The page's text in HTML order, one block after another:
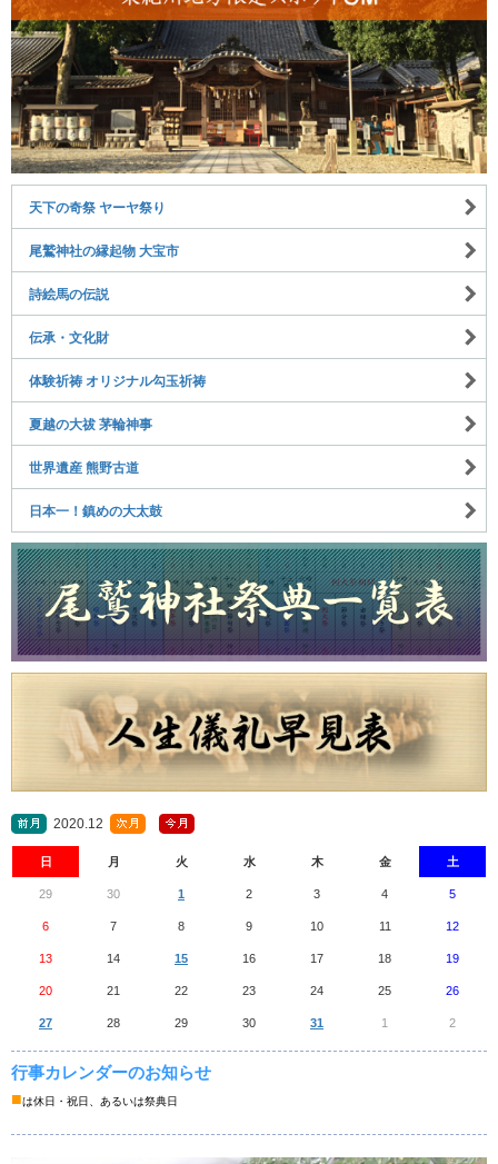
天下の奇祭 ヤーヤ祭り
尾鷲神社の縁起物 大宝市
詩絵馬の伝説
伝承・文化財
体験祈祷 オリジナル勾玉祈祷
夏越の大祓 茅輪神事
世界遺産 熊野古道
日本一！鎮めの大太鼓
2020.12
日 月 火 水 木 金 土
29 30 1 2 3 4 5
6 7 8 9 10 11 12
13 14 15 16 17 18 19
20 21 22 23 24 25 26
27 28 29 30 31 1 2
行事カレンダーのお知らせ
■は休日・祝日、あるいは祭典日